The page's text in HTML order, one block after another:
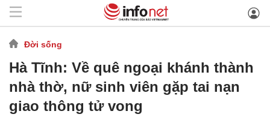
Đời sống
Hà Tĩnh: Về quê ngoại khánh thành
nhà thờ, nữ sinh viên gặp tai nạn
giao thông tử vong